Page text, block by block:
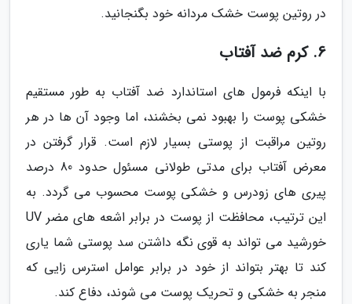
در روتین پوست خشک مردانه خود بگنجانید.
6. کرم ضد آفتاب
با اینکه فرمول های استاندارد ضد آفتاب به طور مستقیم
خشکی پوست را بهبود نمی بخشند، اما وجود آن ها در هر
روتین مراقبت از پوستی بسیار لازم است. قرار گرفتن در
معرض آفتاب برای مدتی طولانی مسئول حدود 80 درصد
پیری های زودرس و خشکی پوست محسوب می گردد. به
این ترتیب، محافظت از پوست در برابر اشعه های مضر UV
خورشید می تواند به قوی نگه داشتن سد پوستی شما یاری
کند تا بهتر بتواند از خود در برابر عوامل استرس زایی که
منجر به خشکی و تحریک پوست می شوند، دفاع کند.